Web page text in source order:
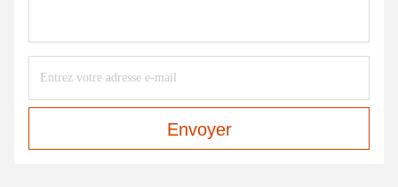
Envoyer